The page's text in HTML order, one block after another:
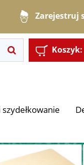
Zarejestruj
Koszyk: